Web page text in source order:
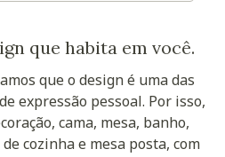
que habita em você.
que o design é uma das
expressão pessoal. Por isso,
cama, mesa, banho,
cozinha e mesa posta, com